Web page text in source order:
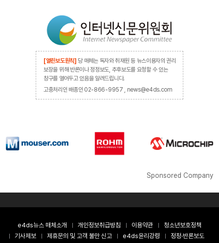
[열린보도원칙] 당 매체는 독자와 취재원 등 뉴스이용자의 권리
보장을 위해 반론이나 정정보도, 추후보도를 요청할 수 있는
창구를 열어두고 있음을 알려드립니다.
고충처리인 배종인 02-866-9957 , news@e4ds.com
Sponsored Company
e4ds뉴스 매체소개 개인정보취급방침 이용약관
청소년보호정책
기사제보
제휴문의 및 고객 불만 신고 e4ds윤리강령 정정·반론보도